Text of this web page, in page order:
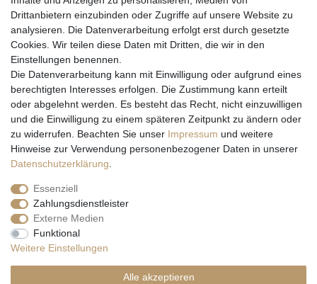
Wir versenden mit
* Alle Preise inkl. gesetzl. Mehrwertsteuer zzgl. Versandkosten und ggf.
Nachnahmegebühren, wenn nicht anders beschrieben
Länder
hier
Drittanbietern einzubinden oder Zugriffe auf unsere Website zu
analysieren. Die Datenverarbeitung erfolgt erst durch gesetzte
Cookies. Wir teilen diese Daten mit Dritten, die wir in den
Einstellungen benennen.
Die Datenverarbeitung kann mit Einwilligung oder aufgrund eines
berechtigten Interesses erfolgen. Die Zustimmung kann erteilt
oder abgelehnt werden. Es besteht das Recht, nicht einzuwilligen
und die Einwilligung zu einem späteren Zeitpunkt zu ändern oder
zu widerrufen. Beachten Sie unser Impressum und weitere
Hinweise zur Verwendung personenbezogener Daten in unserer
Daten­schutz­erklärung
Essenziell
Zahlungsdienstleister
Externe Medien
Funktional
Weitere Einstellungen
Alle akzeptieren